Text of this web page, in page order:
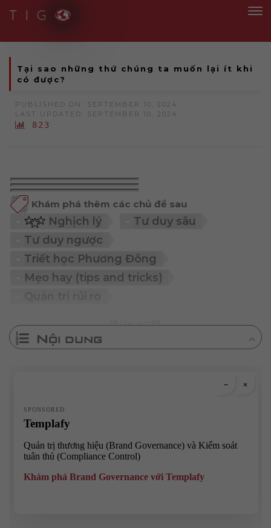
T I G
Tại sao những thứ chúng ta muốn lại ít khi
có được?
PUBLISHED ON: SEPTEMBER 10, 2024
LAST UPDATED: SEPTEMBER 10, 2024
823
Khám phá thêm các chủ đề sau
Nghịch lý
Tư duy sâu
Tư duy ngược
Triết học Phương Đông
Mẹo hay (tips and tricks)
Nội dung